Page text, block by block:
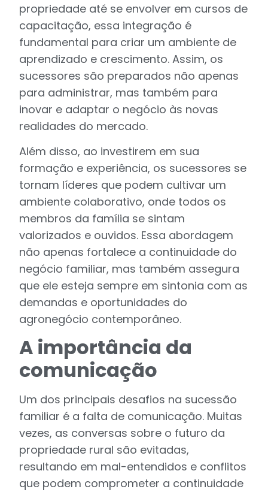
propriedade até se envolver em cursos de
capacitação, essa integração é
fundamental para criar um ambiente de
aprendizado e crescimento. Assim, os
sucessores são preparados não apenas
para administrar, mas também para
inovar e adaptar o negócio às novas
realidades do mercado.
Além disso, ao investirem em sua
formação e experiência, os sucessores se
tornam líderes que podem cultivar um
ambiente colaborativo, onde todos os
membros da família se sintam
valorizados e ouvidos. Essa abordagem
não apenas fortalece a continuidade do
negócio familiar, mas também assegura
que ele esteja sempre em sintonia com as
demandas e oportunidades do
agronegócio contemporâneo.
A importância da
comunicação
Um dos principais desafios na sucessão
familiar é a falta de comunicação. Muitas
vezes, as conversas sobre o futuro da
propriedade rural são evitadas,
resultando em mal-entendidos e conflitos
que podem comprometer a continuidade